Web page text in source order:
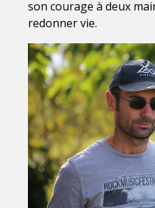
son courage à deux
redonner vie.